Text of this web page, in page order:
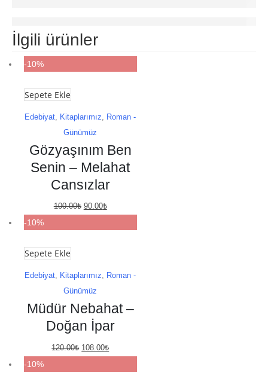
İlgili ürünler
-10%
Sepete Ekle
Edebiyat Kitaplarımız
Roman -
Günümüz
Gözyaşınım Ben
Senin – Melahat
Cansızlar
100.00₺ Orijinal
90.00₺Şu
-10%
Sepete Ekle
Edebiyat, Kitaplarımız, Roman -
Günümüz
Müdür Nebahat –
Doğan İpar
120.00₺ Orijinal
108.00₺Şu
-10%